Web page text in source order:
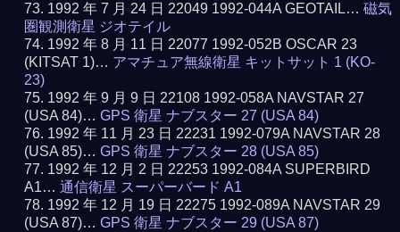
1992 年 7 月 24 日 22049 1992-044A GEOTAIL…磁気
圏観測衛星 ジオテイル
1992 年 8 月 11 日 22077 1992-052B OSCAR 23
(KITSAT 1)… アマチュア無線衛星 キットサット 1 (KO-
23)
1992 年 9 月 9 日 22108 1992-058A NAVSTAR 27
(USA 84)…GPS 衛星 ナブスター 27 (USA 84)
1992 年 11 月 23 日 22231 1992-079A NAVSTAR 28
(USA 85)…GPS 衛星 ナブスター 28 (USA 85)
1992 年 12 月 2 日 22253 1992-084A SUPERBIRD
A1…通信衛星 スーパーバード A1
1992 年 12 月 19 日 22275 1992-089A NAVSTAR 29
(USA 87)…GPS 衛星 ナブスター 29 (USA 87)